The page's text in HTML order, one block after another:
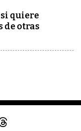
si quiere
de otras